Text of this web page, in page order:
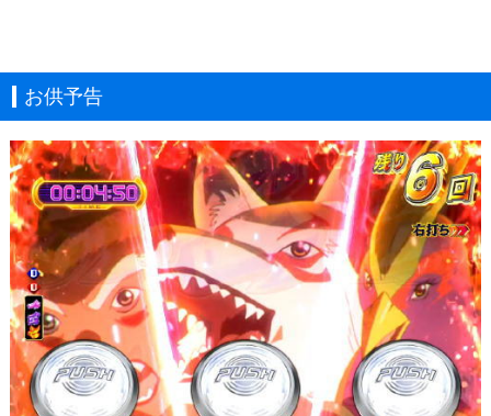
お供予告